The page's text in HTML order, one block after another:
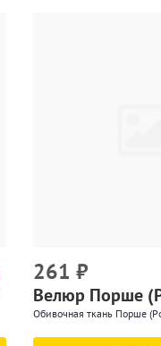
261 ₽
Велюр Порше
Обивочная ткань Порше